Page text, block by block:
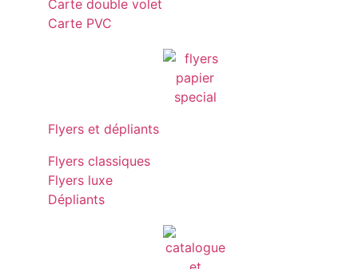
Carte double volet
Carte PVC
Flyers et dépliants
Flyers classiques
Flyers luxe
Dépliants